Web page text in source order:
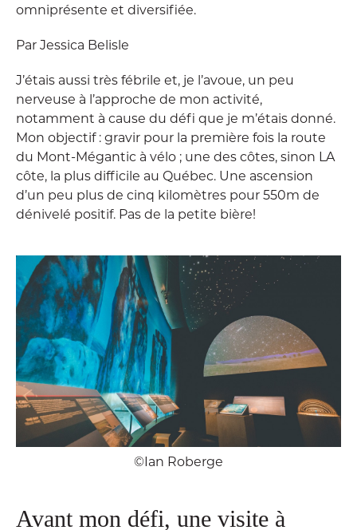
omniprésente et diversifiée.
Par Jessica Belisle
J’étais aussi très fébrile et, je l’avoue, un peu
nerveuse à l’approche de mon activité,
notamment à cause du défi que je m’étais donné.
Mon objectif : gravir pour la première fois la route
du Mont-Mégantic à vélo ; une des côtes, sinon LA
côte, la plus difficile au Québec. Une ascension
d’un peu plus de cinq kilomètres pour 550m de
dénivelé positif. Pas de la petite bière!
©Ian Roberge
Avant mon défi, une visite à